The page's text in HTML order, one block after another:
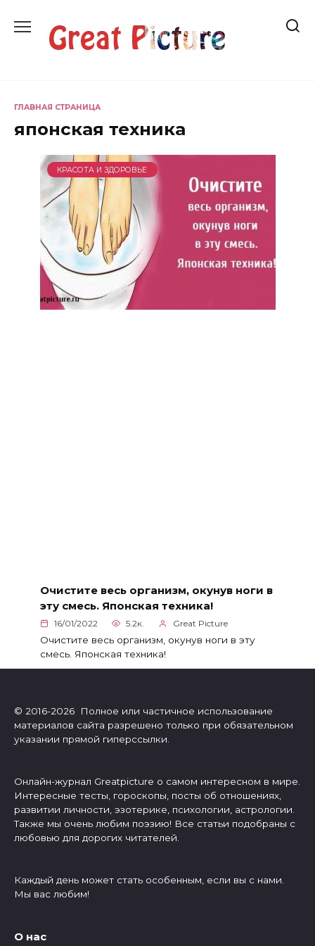
содержанию
ГЛАВНАЯ СТРАНИЦА
японская техника
КРАСОТА И ЗДОРОВЬЕ
Очистите весь организм, окунув ноги в
эту смесь. Японская техника!
16/01/2022 5.2к. Great Picture
Очистите весь организм, окунув ноги в эту
смесь. Японская техника!
© 2016-2026 Полное или частичное использование
материалов сайта разрешено только при обязательном
указании прямой гиперссылки.
Онлайн-журнал Greatpicture о самом интересном в мире.
Интересные тесты, гороскопы, посты об отношениях,
развитии личности, эзотерике, психологии, астрологии.
Также мы очень любим поэзию! Все статьи подобраны с
любовью для дорогих читателей.
Каждый день может стать особенным, если вы с нами.
Мы вас любим!
О нас